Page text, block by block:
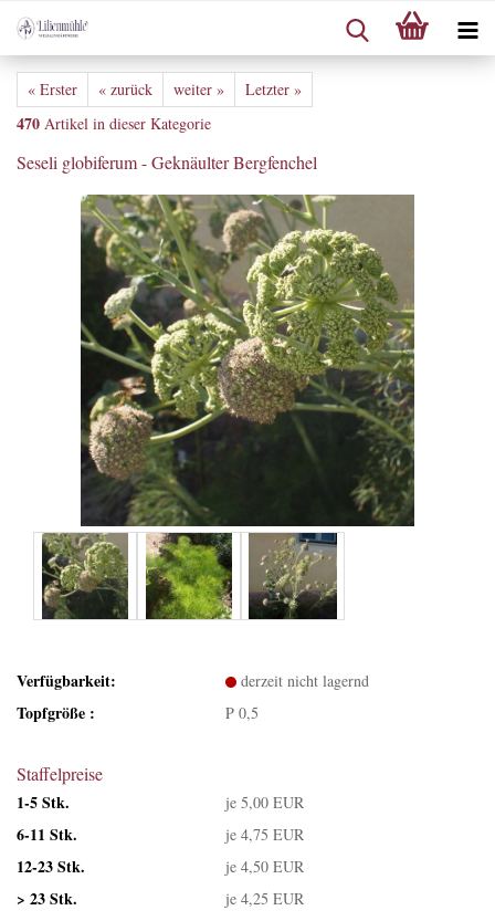
« Erster « zurück weiter » Letzter »
470 Artikel in dieser Kategorie
Seseli globiferum - Geknäulter Bergfenchel
Verfügbarkeit: derzeit nicht lagernd
Topfgröße : P 0,5
Staffelpreise
1-5 Stk.
je 5,00 EUR
6-11 Stk. je 4,75 EUR
12-23 Stk. je 4,50 EUR
> 23 Stk. je 4,25 EUR